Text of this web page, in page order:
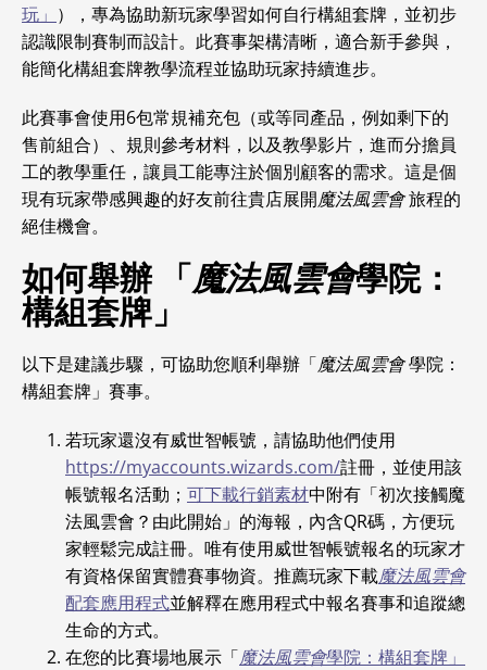
玩」 ），專為協助新玩家學習如何自行構組套牌，並初步
認識限制賽制而設計。此賽事架構清晰，適合新手參與，
能簡化構組套牌教學流程並協助玩家持續進步。
此賽事會使用6包常規補充包（或等同產品，例如剩下的
售前組合）、規則參考材料，以及教學影片，進而分擔員
工的教學重任，讓員工能專注於個別顧客的需求。這是個
現有玩家帶感興趣的好友前往貴店展開魔法風雲會旅程的
絕佳機會。
如何舉辦 「 魔法風雲會學院：
構組套牌」
以下是建議步驟，可協助您順利舉辦「魔法風雲會學院：
構組套牌」賽事。
若玩家還沒有威世智帳號，請協助他們使用
https://myaccounts.wizards.com/註冊，並使用該
帳號報名活動； 可下載行銷素材中附有「初次接觸魔
法風雲會？由此開始」的海報，內含QR碼，方便玩
家輕鬆完成註冊。唯有使用威世智帳號報名的玩家才
有資格保留實體賽事物資。推薦玩家下載魔法風雲會
配套應用程式並解釋在應用程式中報名賽事和追蹤總
生命的方式。
在您的比賽場地展示「魔法風雲會學院：構組套牌」